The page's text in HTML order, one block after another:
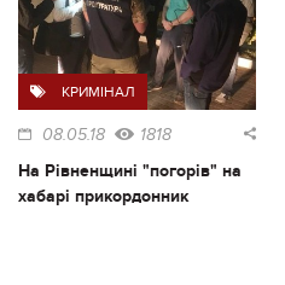
КРИМІНАЛ
08.05.18 1818
На Рівненщині "погорів" на
хабарі прикордонник